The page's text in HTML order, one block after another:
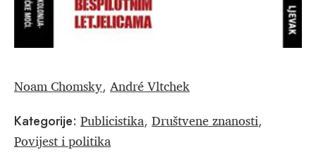
Noam Chomsky, André Vltchek
Kategorije: Publicistika, Društvene znanosti,
Povijest i politika